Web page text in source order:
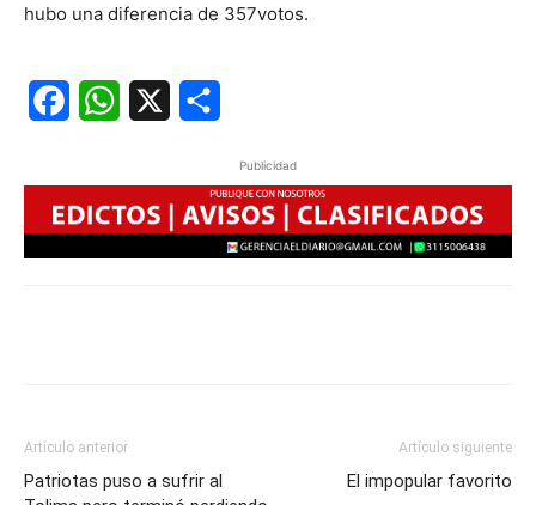
hubo una diferencia de 357votos.
FacebookWhatsApp
Publicidad
Artículo anterior
Patriotas puso a sufrir al
Artículo siguiente
El impopular favorito